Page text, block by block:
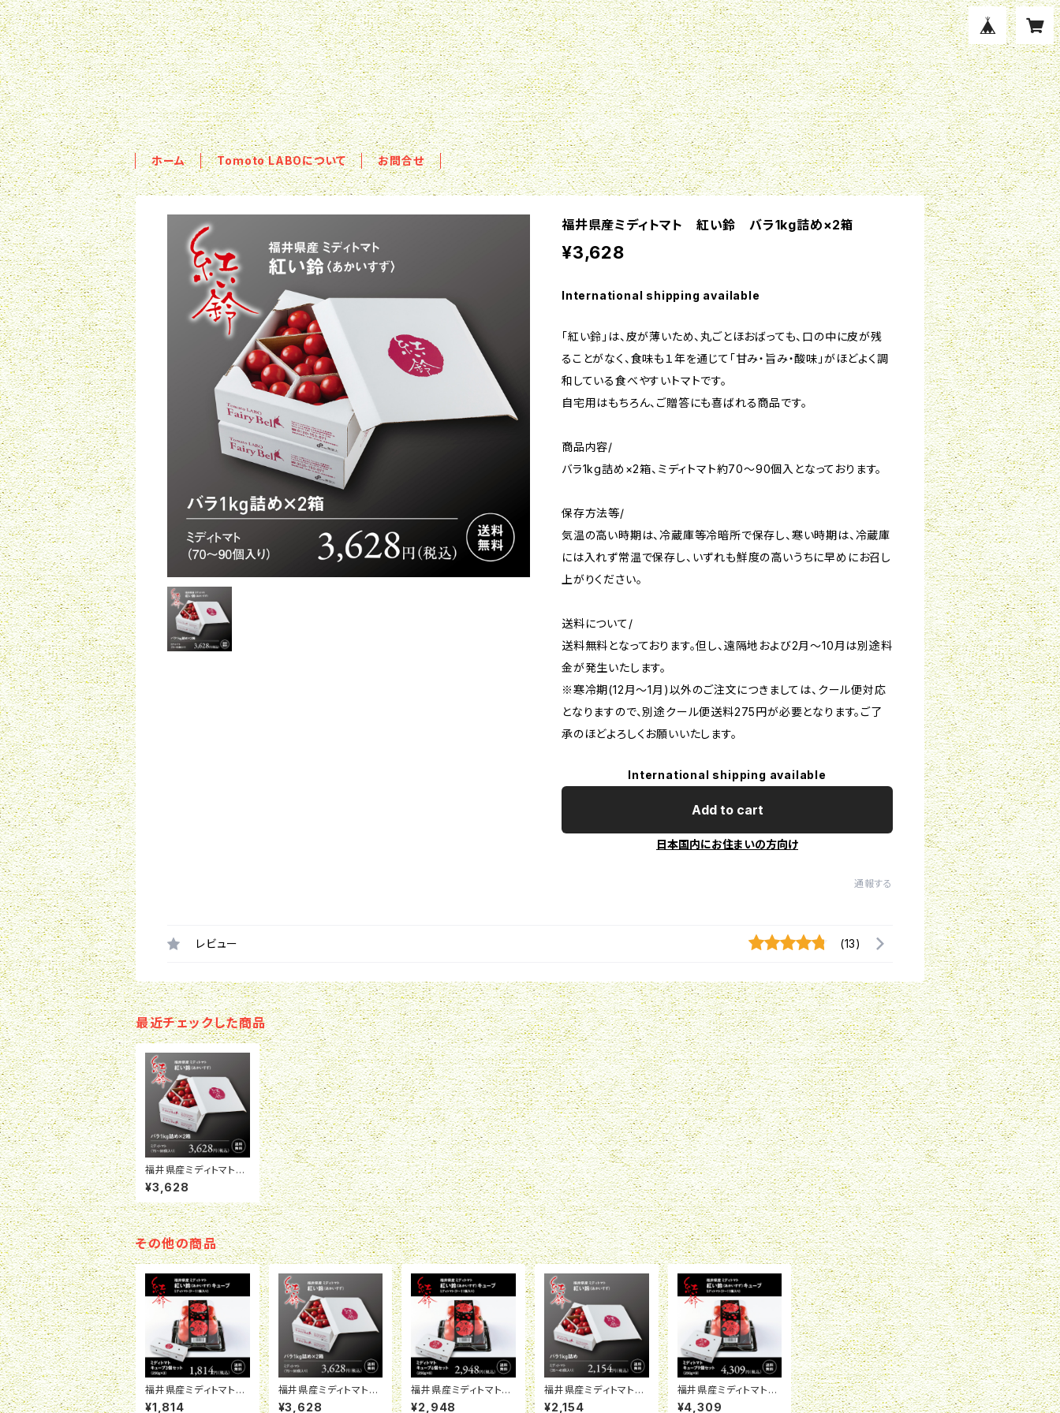
ホーム Tomoto LABOについて お問合せ
福井県産ミディトマト 紅い鈴 バラ1kg詰め×2箱
¥3,628
International shipping available
「紅い鈴」は、皮が薄いため、丸ごとほおばっても、口の中に皮が残
ることがなく、食味も１年を通じて「甘み・旨み・酸味」がほどよく調
和している食べやすいトマトです。
自宅用はもちろん、ご贈答にも喜ばれる商品です。
商品内容/
バラ1kg詰め×2箱、ミディトマト約70～90個入となっております。
保存方法等/
気温の高い時期は、冷蔵庫等冷暗所で保存し、寒い時期は、冷蔵庫
には入れず常温で保存し、いずれも鮮度の高いうちに早めにお召し
上がりください。
送料について/
送料無料となっております。但し、遠隔地および2月～10月は別途料
金が発生いたします。
※寒冷期(12月～1月)以外のご注文につきましては、クール便対応
となりますので、別途クール便送料275円が必要となります。ご了
承のほどよろしくお願いいたします。
International shipping available
Add to cart
日本国内にお住まいの方向け
通報する
レビュー (13)
最近チェックした商品
福井県産ミディトマト
紅い鈴 バラ1kg詰め×
2箱
¥3,628
その他の商品
福井県産ミディトマト
紅い鈴キューブ 3個セ
¥1,814
福井県産ミディトマト
紅い鈴 バラ1kg詰め×
¥3,628
福井県産ミディトマト
紅い鈴キューブ 6個セ
¥2,948
福井県産ミディトマト
紅い鈴 バラ1kg詰め
¥2,154
福井県産ミディトマト
紅い鈴キューブ 9個セ
¥4,309